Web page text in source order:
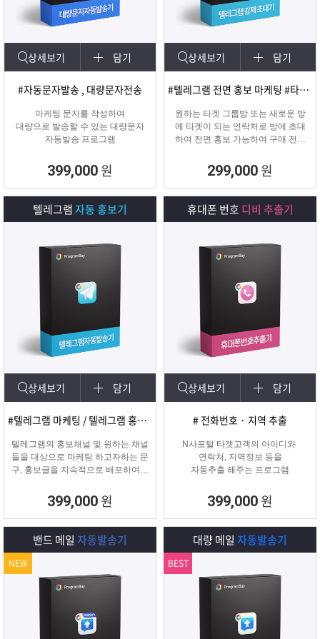
상세보기 담기
#자동문자발송 , 대량문자전송
마케팅 문자를 작성하여
대량으로 발송할 수 있는 대량문자
자동발송 프로그램
399,000 원
상세보기 담기
#텔레그램 전면 홍보 마케팅 #타겟팅 회원 유입
원하는 타겟 그룹방 또는 새로운 방
에 타겟이 되는 연락처로 방에 초대
하여 전면 홍보 가능하여 구매 전환
299,000 원
텔레그램자동 홍보기
상세보기 담기
#텔레그램 마케팅 / 텔레그램 홍보글 발송
텔레그램의 홍보채널 및 원하는 채널
들을 대상으로 마케팅 하고자하는 문
구, 홍보글을 지속적으로 배포하여주
399,000 원
휴대폰 번호 디비 추출기
상세보기 담기
# 전화번호 · 지역 추출
N사포털 타겟고객의 아이디와
연락처, 지역정보 등을
자동추출 해주는 프로그램
399,000 원
밴드 메일 자동발송기
NEW
대량 메일 자동발송기
BEST